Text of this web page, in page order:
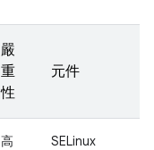
嚴
重
性
元件
高 SELinux